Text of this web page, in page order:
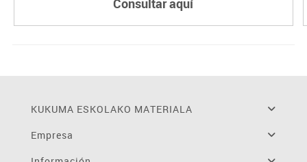
KUKUMA ESKOLAKO MATERIALA
Empresa